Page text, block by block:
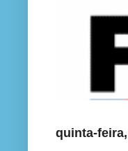
quinta-